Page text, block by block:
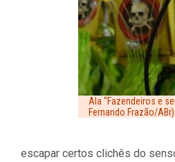
Ala “Fazendeiros e
Fernando Frazão/ABr)
escapar certos clichês do